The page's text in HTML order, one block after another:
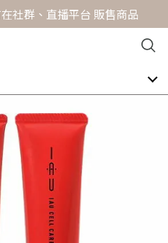
社群、直播平台 販售商品